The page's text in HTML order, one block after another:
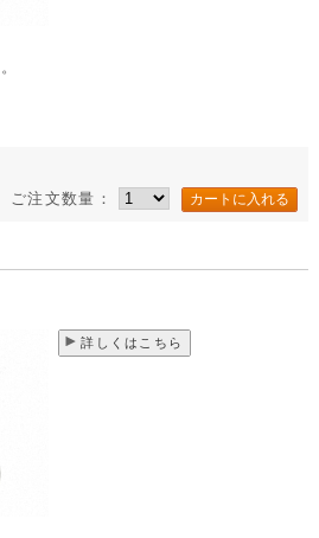
ご注文数量：
詳しくはこちら